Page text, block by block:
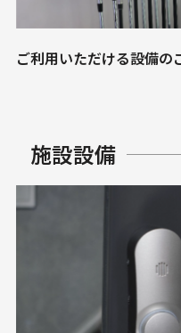
ご利用いただける設備の
施設設備